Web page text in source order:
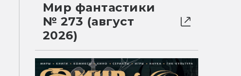
Мир фантастики
№ 273 (август
2026)